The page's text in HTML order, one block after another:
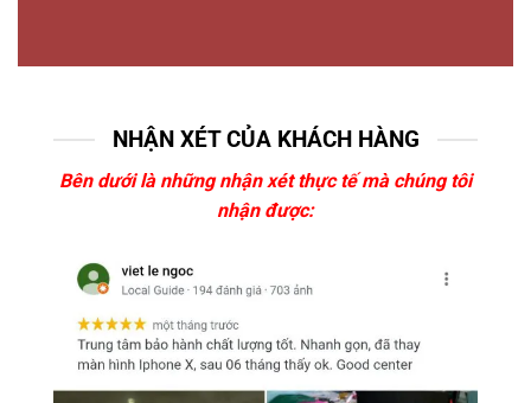
NHẬN XÉT CỦA KHÁCH HÀNG
Bên dưới là những nhận xét thực tế mà chúng tôi
nhận được: